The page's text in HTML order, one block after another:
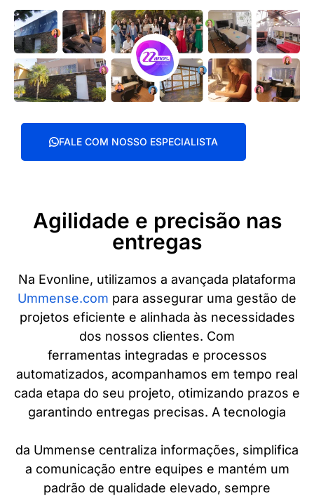
FALE COM NOSSO ESPECIALISTA
Agilidade e precisão nas
entregas
Na Evonline, utilizamos a avançada plataforma
Ummense.com para assegurar uma gestão de
projetos eficiente e alinhada às necessidades
dos nossos clientes. Com
ferramentas integradas e processos
automatizados, acompanhamos em tempo real
cada etapa do seu projeto, otimizando prazos e
garantindo entregas precisas. A tecnologia
da Ummense centraliza informações, simplifica
a comunicação entre equipes e mantém um
padrão de qualidade elevado, sempre